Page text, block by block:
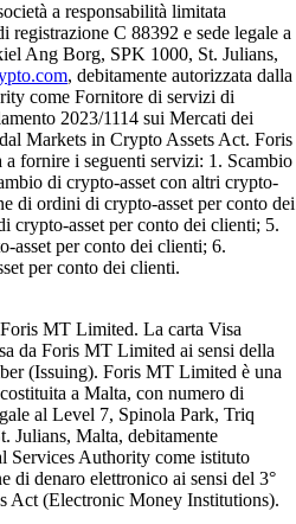
a responsabilità limitata
registrazione C 88392 e sede legale a
Ang Borg, SPK 1000, St. Julians,
, debitamente autorizzata dalla
come Fornitore di servizi di
2023/1114 sui Mercati dei
Markets in Crypto Assets Act. Foris
fornire i seguenti servizi: 1. Scambio
di crypto-asset con altri crypto-
di ordini di crypto-asset per conto dei
crypto-asset per conto dei clienti; 5.
asset per conto dei clienti; 6.
per conto dei clienti.
MT Limited. La carta Visa
da Foris MT Limited ai sensi della
(Issuing). Foris MT Limited è una
a Malta, con numero di
al Level 7, Spinola Park, Triq
Julians, Malta, debitamente
Services Authority come istituto
di denaro elettronico ai sensi del 3°
Act (Electronic Money Institutions).